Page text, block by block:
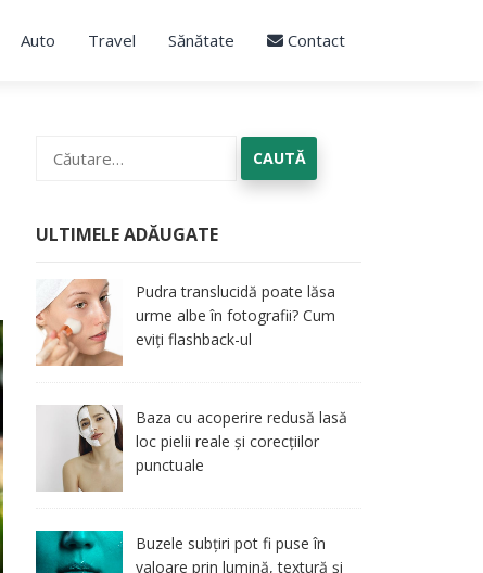
Auto Travel Sănătate Contact
după:
ULTIMELE ADĂUGATE
Pudra translucidă poate lăsa
urme albe în fotografii? Cum
eviți flashback-ul
Baza cu acoperire redusă lasă
loc pielii reale și corecțiilor
punctuale
Buzele subțiri pot fi puse în
valoare prin lumină, textură și